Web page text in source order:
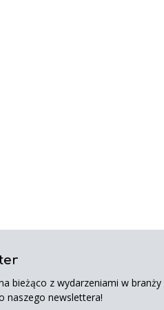
bieżąco z wydarzeniami w
naszego newslettera!